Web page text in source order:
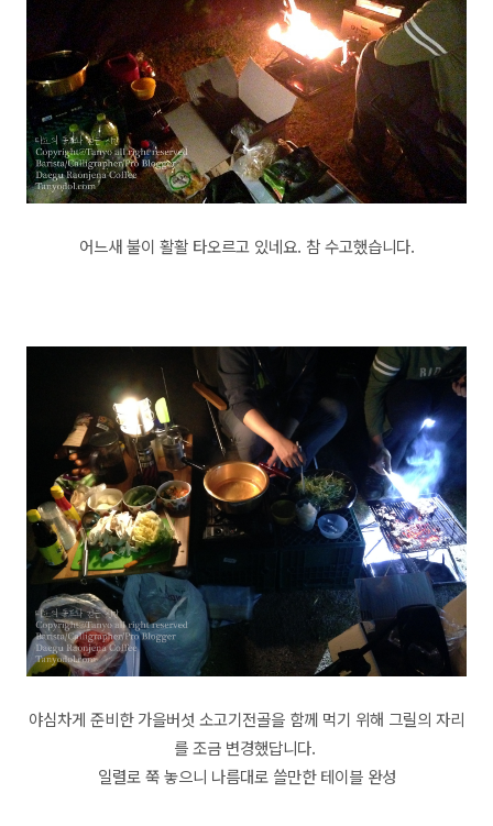
어느새 불이 활활 타오르고 있네요. 참 수고했습니다.
야심차게 준비한 가을버섯 소고기전골을 함께 먹기 위해 그릴의 자리
를 조금 변경했답니다.
일렬로 쭉 놓으니 나름대로 쓸만한 테이블 완성